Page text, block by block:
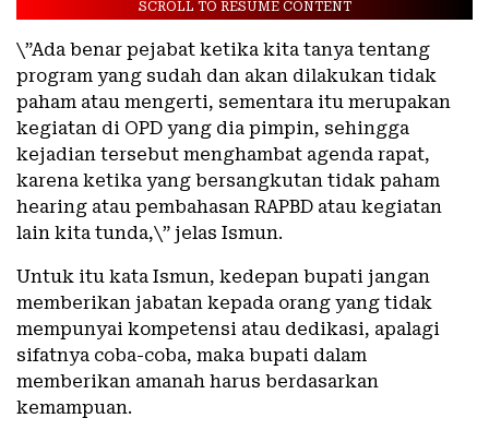
SCROLL TO RESUME CONTENT
\”Ada benar pejabat ketika kita tanya tentang
program yang sudah dan akan dilakukan tidak
paham atau mengerti, sementara itu merupakan
kegiatan di OPD yang dia pimpin, sehingga
kejadian tersebut menghambat agenda rapat,
karena ketika yang bersangkutan tidak paham
hearing atau pembahasan RAPBD atau kegiatan
lain kita tunda,\” jelas Ismun.
Untuk itu kata Ismun, kedepan bupati jangan
memberikan jabatan kepada orang yang tidak
mempunyai kompetensi atau dedikasi, apalagi
sifatnya coba-coba, maka bupati dalam
memberikan amanah harus berdasarkan
kemampuan.